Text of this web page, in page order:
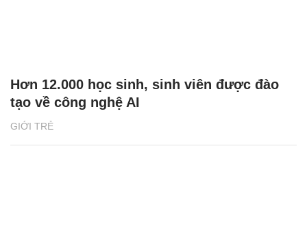
GIỚI TRẺ
Hơn 12.000 học sinh, sinh viên được đào
tạo về công nghệ AI